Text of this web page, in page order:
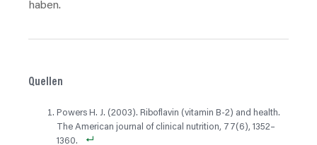
haben.
Quellen
Powers H. J. (2003). Riboflavin (vitamin B-2) and health.
The American journal of clinical nutrition, 77(6), 1352–
1360.